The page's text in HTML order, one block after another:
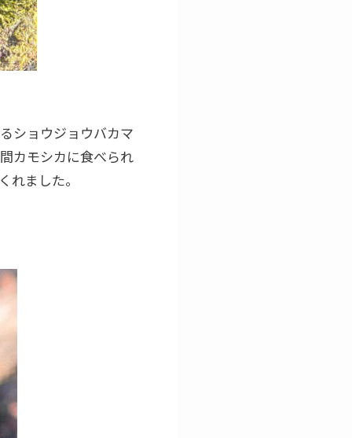
ショウジョウバカマ
カモシカに食べられ
ました。